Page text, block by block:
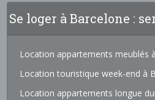
Se loger à Barcelone :
Location appartements meublés
Location touristique week-end à
Location appartements longue